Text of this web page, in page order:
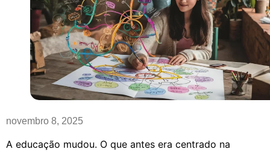
novembro 8, 2025
A educação mudou. O que antes era centrado na